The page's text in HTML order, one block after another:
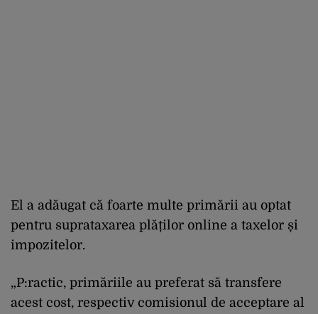
El a adăugat că foarte multe primării au optat
pentru suprataxarea plăților online a taxelor și
impozitelor.
„P:ractic, primăriile au preferat să transfere
acest cost, respectiv comisionul de acceptare al